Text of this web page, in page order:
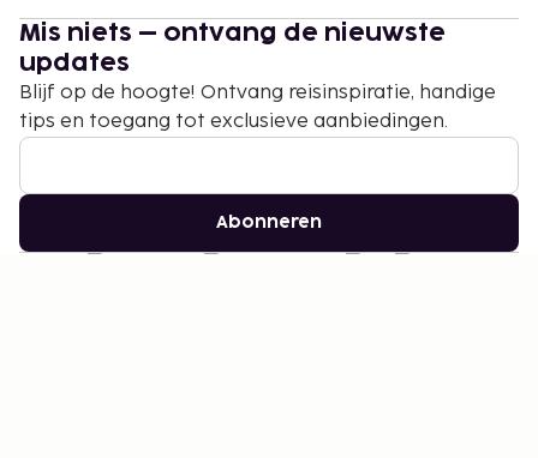
Mis niets – ontvang de nieuwste
updates
Blijf op de hoogte! Ontvang reisinspiratie, handige
tips en toegang tot exclusieve aanbiedingen.
Abonneren